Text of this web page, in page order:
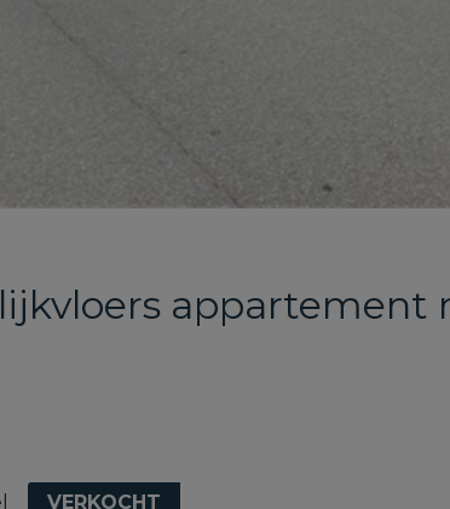
appartement
VERKOCHT